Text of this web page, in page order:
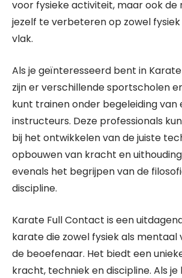
voor fysieke activiteit, maar ook de
jezelf te verbeteren op zowel
vlak.
Als je geïnteresseerd bent in
zijn er verschillende sportscholen
kunt trainen onder begeleiding van
instructeurs. Deze professionals
bij het ontwikkelen van de juiste
opbouwen van kracht en
evenals het begrijpen van de
discipline.
Karate Full Contact is een
karate die zowel fysiek als mentaal
de beoefenaar. Het biedt een
kracht, techniek en discipline. Als